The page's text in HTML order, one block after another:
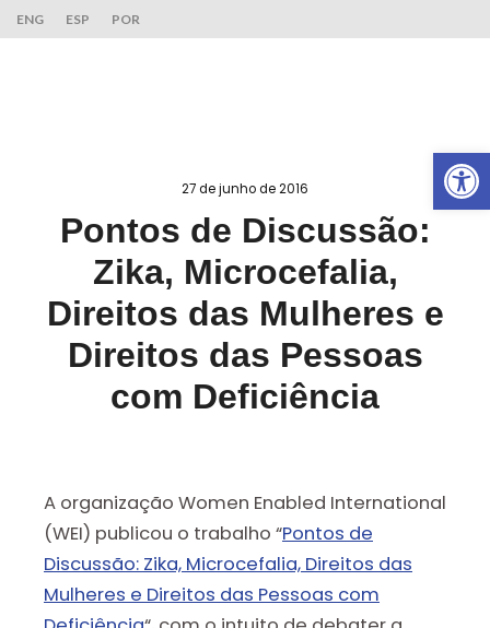
ENG ESP POR
27 de junho de 2016
Pontos de Discussão:
Zika, Microcefalia,
Direitos das Mulheres e
Direitos das Pessoas
com Deficiência
A organização Women Enabled International
(WEI) publicou o trabalho “Pontos de
Discussão: Zika, Microcefalia, Direitos das
Mulheres e Direitos das Pessoas com